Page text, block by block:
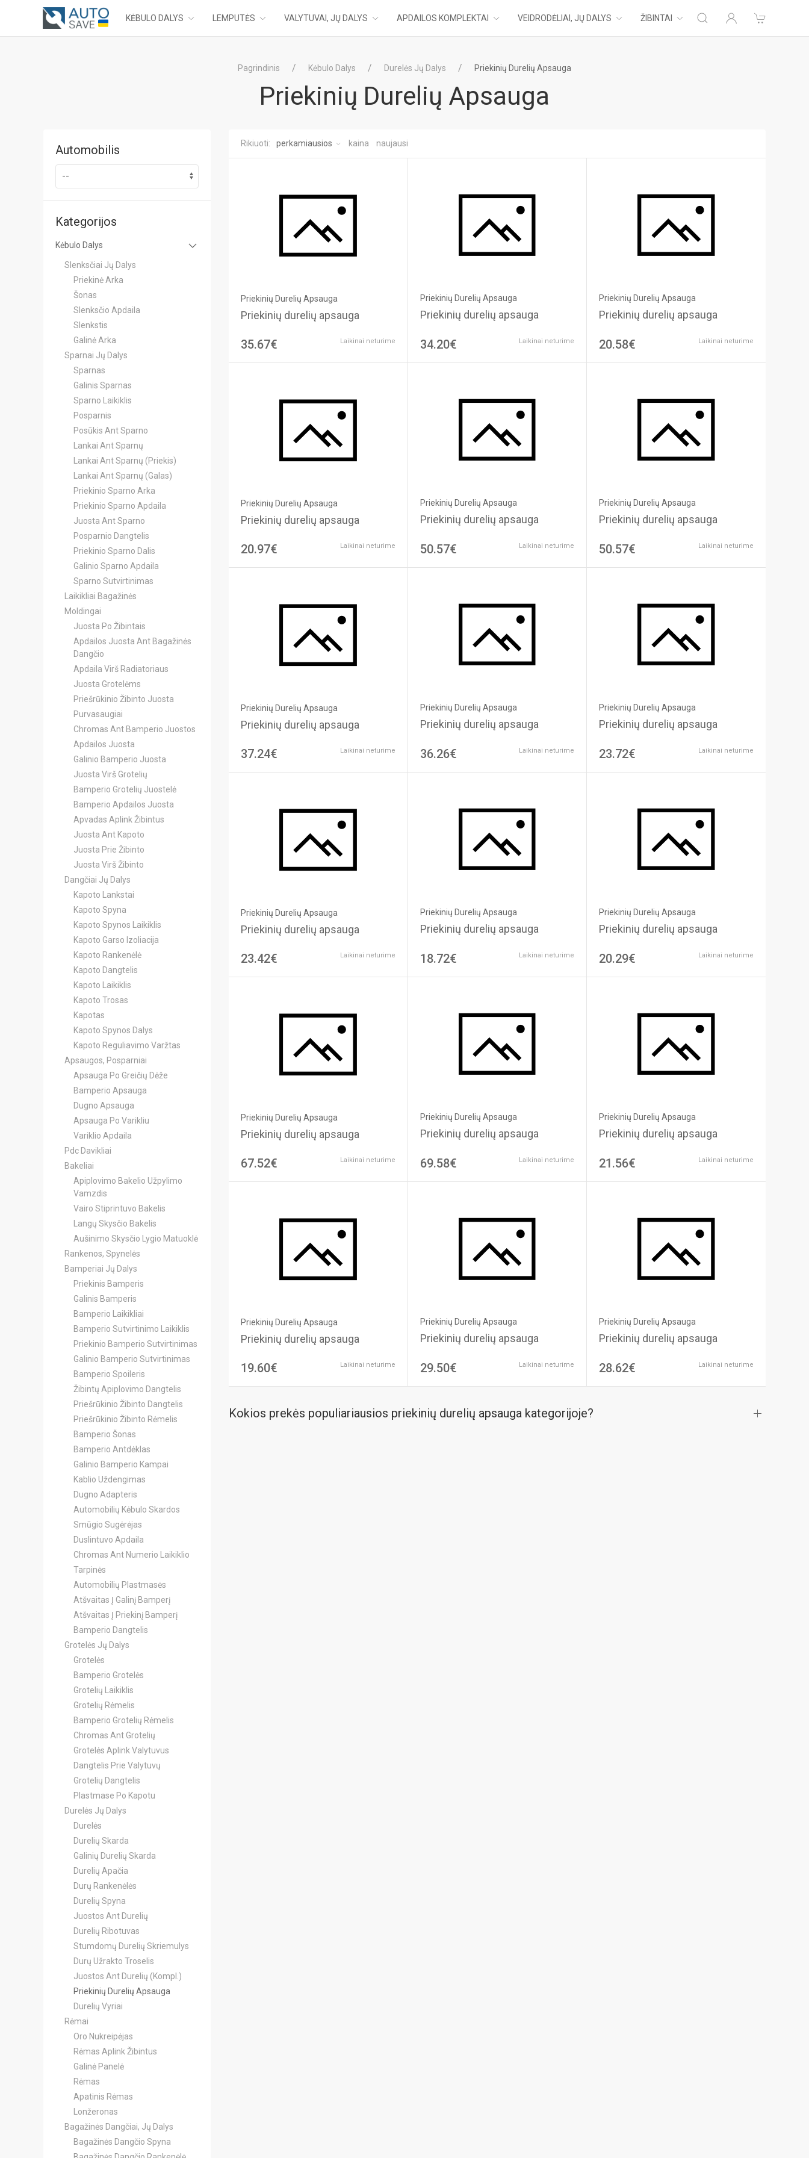
KĖBULO DALYS LEMPUTĖS VALYTUVAI, JŲ DALYS APDAILOS KOMPLEKTAI VEIDRODĖLIAI, JŲ DALYS ŽIBINTAI
Pagrindinis Kėbulo Dalys Durelės Jų Dalys Priekinių Durelių Apsauga
Priekinių Durelių Apsauga
Automobilis
Kategorijos
Kėbulo Dalys
Slenksčiai Jų Dalys
Priekinė Arka
Šonas
Slenksčio Apdaila
Slenkstis
Galinė Arka
Sparnai Jų Dalys
Sparnas
Galinis Sparnas
Sparno Laikiklis
Posparnis
Posūkis Ant Sparno
Lankai Ant Sparnų
Lankai Ant Sparnų (Priekis)
Lankai Ant Sparnų (Galas)
Priekinio Sparno Arka
Priekinio Sparno Apdaila
Juosta Ant Sparno
Posparnio Dangtelis
Priekinio Sparno Dalis
Galinio Sparno Apdaila
Sparno Sutvirtinimas
Laikikliai Bagažinės
Moldingai
Juosta Po Žibintais
Apdailos Juosta Ant Bagažinės
Dangčio
Apdaila Virš Radiatoriaus
Juosta Grotelėms
Priešrūkinio Žibinto Juosta
Purvasaugiai
Chromas Ant Bamperio Juostos
Apdailos Juosta
Galinio Bamperio Juosta
Juosta Virš Grotelių
Bamperio Grotelių Juostelė
Bamperio Apdailos Juosta
Apvadas Aplink Žibintus
Juosta Ant Kapoto
Juosta Prie Žibinto
Juosta Virš Žibinto
Dangčiai Jų Dalys
Kapoto Lankstai
Kapoto Spyna
Kapoto Spynos Laikiklis
Kapoto Garso Izoliacija
Kapoto Rankenėlė
Kapoto Dangtelis
Kapoto Laikiklis
Kapoto Trosas
Kapotas
Kapoto Spynos Dalys
Kapoto Reguliavimo Varžtas
Apsaugos, Posparniai
Apsauga Po Greičių Dėže
Bamperio Apsauga
Dugno Apsauga
Apsauga Po Varikliu
Variklio Apdaila
Pdc Davikliai
Bakeliai
Apiplovimo Bakelio Užpylimo
Vamzdis
Vairo Stiprintuvo Bakelis
Langų Skysčio Bakelis
Aušinimo Skysčio Lygio Matuoklė
Rankenos, Spynelės
Bamperiai Jų Dalys
Priekinis Bamperis
Galinis Bamperis
Bamperio Laikikliai
Bamperio Sutvirtinimo Laikiklis
Priekinio Bamperio Sutvirtinimas
Galinio Bamperio Sutvirtinimas
Bamperio Spoileris
Žibintų Apiplovimo Dangtelis
Priešrūkinio Žibinto Dangtelis
Priešrūkinio Žibinto Rėmelis
Bamperio Šonas
Bamperio Antdėklas
Galinio Bamperio Kampai
Kablio Uždengimas
Dugno Adapteris
Automobilių Kėbulo Skardos
Smūgio Sugėrėjas
Duslintuvo Apdaila
Chromas Ant Numerio Laikiklio
Tarpinės
Automobilių Plastmasės
Atšvaitas Į Galinį Bamperį
Atšvaitas Į Priekinį Bamperį
Bamperio Dangtelis
Grotelės Jų Dalys
Grotelės
Bamperio Grotelės
Grotelių Laikiklis
Grotelių Rėmelis
Bamperio Grotelių Rėmelis
Chromas Ant Grotelių
Grotelės Aplink Valytuvus
Dangtelis Prie Valytuvų
Grotelių Dangtelis
Plastmase Po Kapotu
Durelės Jų Dalys
Durelės
Durelių Skarda
Galinių Durelių Skarda
Durelių Apačia
Durų Rankenėlės
Durelių Spyna
Juostos Ant Durelių
Durelių Ribotuvas
Stumdomų Durelių Skriemulys
Durų Užrakto Troselis
Juostos Ant Durelių (Kompl.)
Priekinių Durelių Apsauga
Durelių Vyriai
Rėmai
Oro Nukreipėjas
Rėmas Aplink Žibintus
Galinė Panelė
Rėmas
Apatinis Rėmas
Lonžeronas
Bagažinės Dangčiai, Jų Dalys
Bagažinės Dangčio Spyna
Rikiuoti: perkamiausios kaina naujausi
Priekinių Durelių Apsauga
Priekinių durelių apsauga
35.67€ Laikinai neturime
Priekinių Durelių Apsauga
Priekinių durelių apsauga
34.20€ Laikinai neturime
Priekinių Durelių Apsauga
Priekinių durelių apsauga
20.58€ Laikinai neturime
Priekinių Durelių Apsauga
Priekinių durelių apsauga
20.97€ Laikinai neturime
Priekinių Durelių Apsauga
Priekinių durelių apsauga
50.57€ Laikinai neturime
Priekinių Durelių Apsauga
Priekinių durelių apsauga
50.57€ Laikinai neturime
Priekinių Durelių Apsauga
Priekinių durelių apsauga
37.24€ Laikinai neturime
Priekinių Durelių Apsauga
Priekinių durelių apsauga
36.26€ Laikinai neturime
Priekinių Durelių Apsauga
Priekinių durelių apsauga
23.72€ Laikinai neturime
Priekinių Durelių Apsauga
Priekinių durelių apsauga
23.42€ Laikinai neturime
Priekinių Durelių Apsauga
Priekinių durelių apsauga
18.72€ Laikinai neturime
Priekinių Durelių Apsauga
Priekinių durelių apsauga
20.29€ Laikinai neturime
Priekinių Durelių Apsauga
Priekinių durelių apsauga
67.52€ Laikinai neturime
Priekinių Durelių Apsauga
Priekinių durelių apsauga
69.58€ Laikinai neturime
Priekinių Durelių Apsauga
Priekinių durelių apsauga
21.56€ Laikinai neturime
Priekinių Durelių Apsauga
Priekinių durelių apsauga
19.60€ Laikinai neturime
Priekinių Durelių Apsauga
Priekinių durelių apsauga
29.50€ Laikinai neturime
Priekinių Durelių Apsauga
Priekinių durelių apsauga
28.62€ Laikinai neturime
Kokios prekės populiariausios priekinių durelių apsauga kategorijoje?